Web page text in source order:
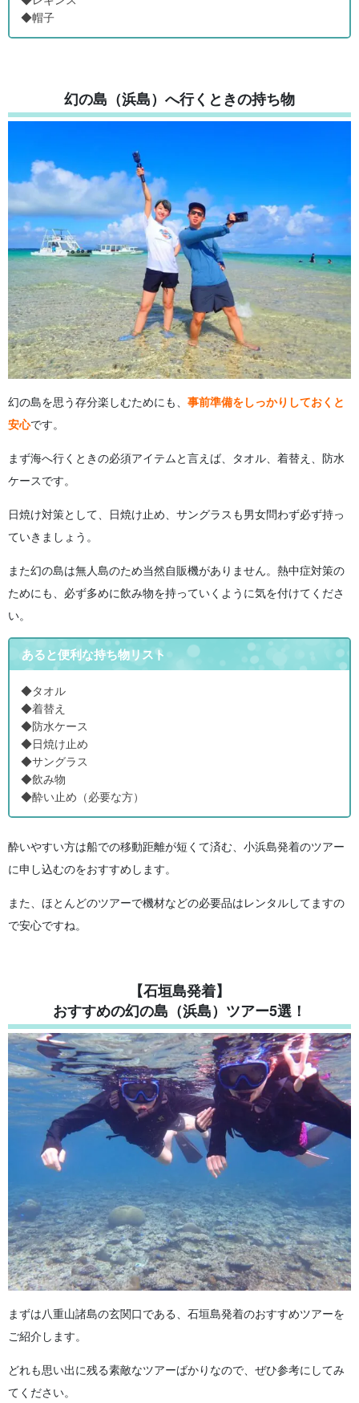
◆帽子
幻の島（浜島）へ行くときの持ち物
幻の島を思う存分楽しむためにも、 事前準備をしっかりしておくと
安心です。
まず海へ行くときの必須アイテムと言えば、タオル、着替え、防水
ケースです。
日焼け対策として、日焼け止め、サングラスも男女問わず必ず持っ
ていきましょう。
また幻の島は無人島のため当然自販機がありません。熱中症対策の
ためにも、必ず多めに飲み物を持っていくように気を付けてくださ
い。
あると便利な持ち物リスト
◆タオル
◆着替え
◆防水ケース
◆日焼け止め
◆サングラス
◆飲み物
◆酔い止め（必要な方）
酔いやすい方は船での移動距離が短くて済む、小浜島発着のツアー
に申し込むのをおすすめします。
また、ほとんどのツアーで機材などの必要品はレンタルしてますの
で安心ですね。
【石垣島発着】
おすすめの幻の島（浜島）ツアー5選！
まずは八重山諸島の玄関口である、石垣島発着のおすすめツアーを
ご紹介します。
どれも思い出に残る素敵なツアーばかりなので、ぜひ参考にしてみ
てください。